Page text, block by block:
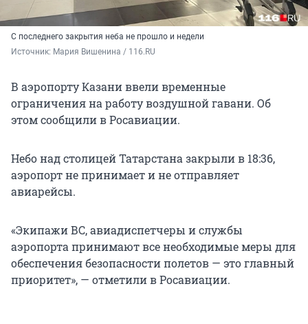
С последнего закрытия неба не прошло и недели
Источник: Мария Вишенина / 116.RU
В аэропорту Казани ввели временные
ограничения на работу воздушной гавани. Об
этом сообщили в Росавиации.
Небо над столицей Татарстана закрыли в 18:36,
аэропорт не принимает и не отправляет
авиарейсы.
«Экипажи ВС, авиадиспетчеры и службы
аэропорта принимают все необходимые меры для
обеспечения безопасности полетов — это главный
приоритет», — отметили в Росавиации.